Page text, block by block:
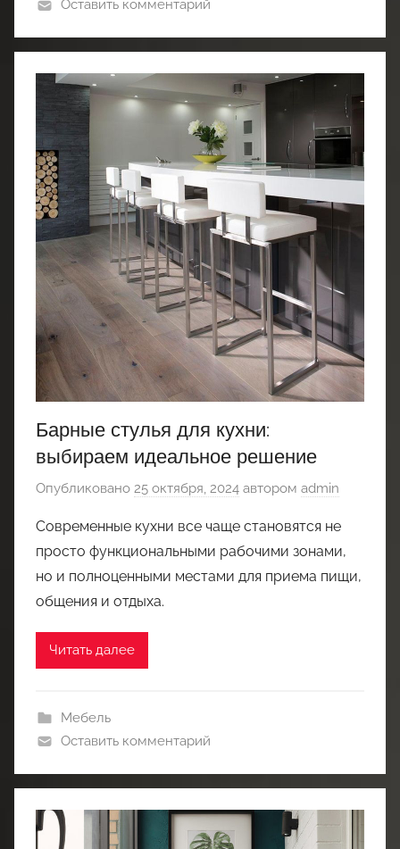
Оставить комментарий
Барные стулья для кухни:
выбираем идеальное решение
Опубликовано 25 октября, 2024 автором admin
Современные кухни все чаще становятся не
просто функциональными рабочими зонами,
но и полноценными местами для приема пищи,
общения и отдыха.
Читать далее
Мебель
Оставить комментарий